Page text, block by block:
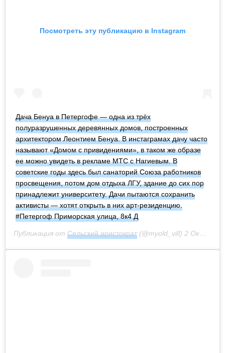
Посмотреть эту публикацию в Instagram
Дача Бенуа в Петергофе — одна из трёх
полуразрушенных деревянных домов, построенных
архитектором Леонтием Бенуа. В инстаграмах дачу часто
называют «Домом с привидениями», в таком же образе
ее можно увидеть в рекламе МТС с Нагиевым. В
советские годы здесь был санаторий Союза работников
просвещения, потом дом отдыха ЛГУ, здание до сих пор
принадлежит университету. Дачи пытаются сохранить
активисты — хотят открыть в них арт-резиденцию.
#Петергоф Приморская улица, 8к4 Д
Публикация от Сельский аристократ (@myold_vill) 2 Окт 2020 в 1:06 PDT